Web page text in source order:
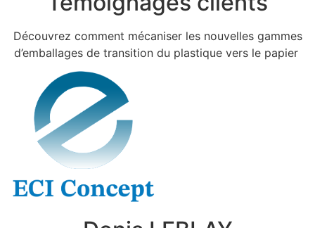
Découvrez comment mécaniser les nouvelles gammes
d’emballages de transition du plastique vers le papier